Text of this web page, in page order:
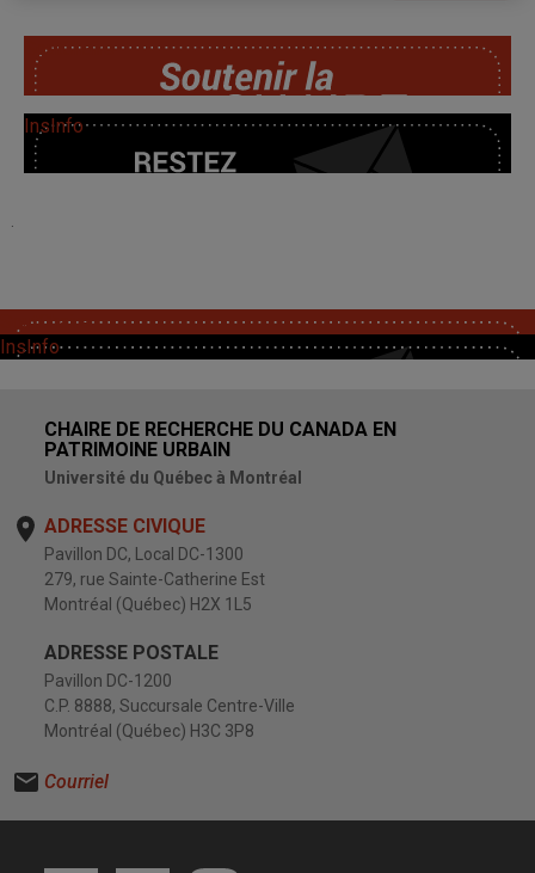
SoutChaire
InsInfo
SoutChaire
InsInfo
CHAIRE DE RECHERCHE DU CANADA EN
PATRIMOINE URBAIN
Université du Québec à Montréal
ADRESSE CIVIQUE
Pavillon DC, Local DC-1300
279, rue Sainte-Catherine Est
Montréal (Québec) H2X 1L5
ADRESSE POSTALE
Pavillon DC-1200
C.P. 8888, Succursale Centre-Ville
Montréal (Québec) H3C 3P8
Courriel